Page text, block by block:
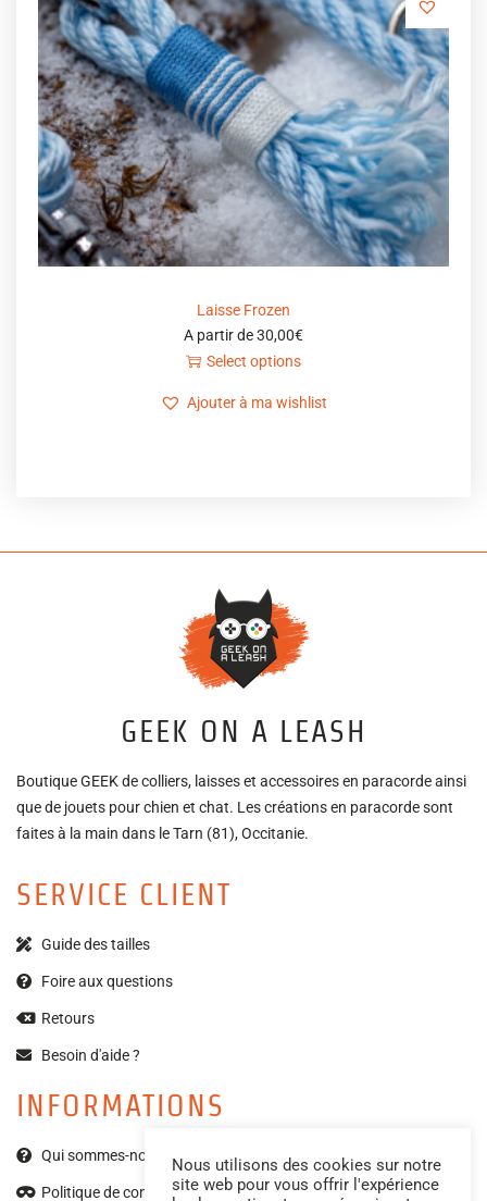
Laisse Frozen
A partir de30,00€
Select options
Ajouter à ma wishlist
GEEK ON A LEASH
Boutique GEEK de colliers, laisses et accessoires en paracorde ainsi
que de jouets pour chien et chat. Les créations en paracorde sont
faites à la main dans le Tarn (81), Occitanie.
SERVICE CLIENT
Guide des tailles
Foire aux questions
Retours
Besoin d'aide ?
INFORMATIONS
Qui sommes-nous ?
Politique de confidentialité
Nous utilisons des cookies sur notre
site web pour vous offrir l'expérience